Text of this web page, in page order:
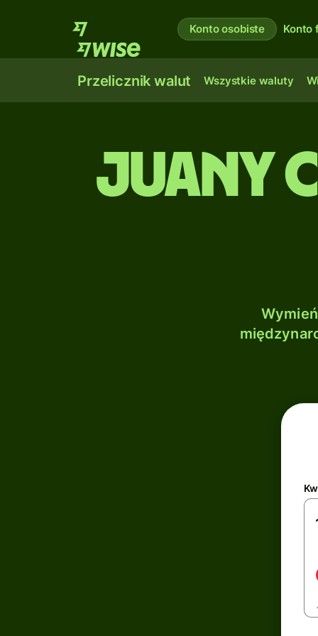
Konto osobiste Konto
Przelicznik walut Wszystkie waluty
Juany